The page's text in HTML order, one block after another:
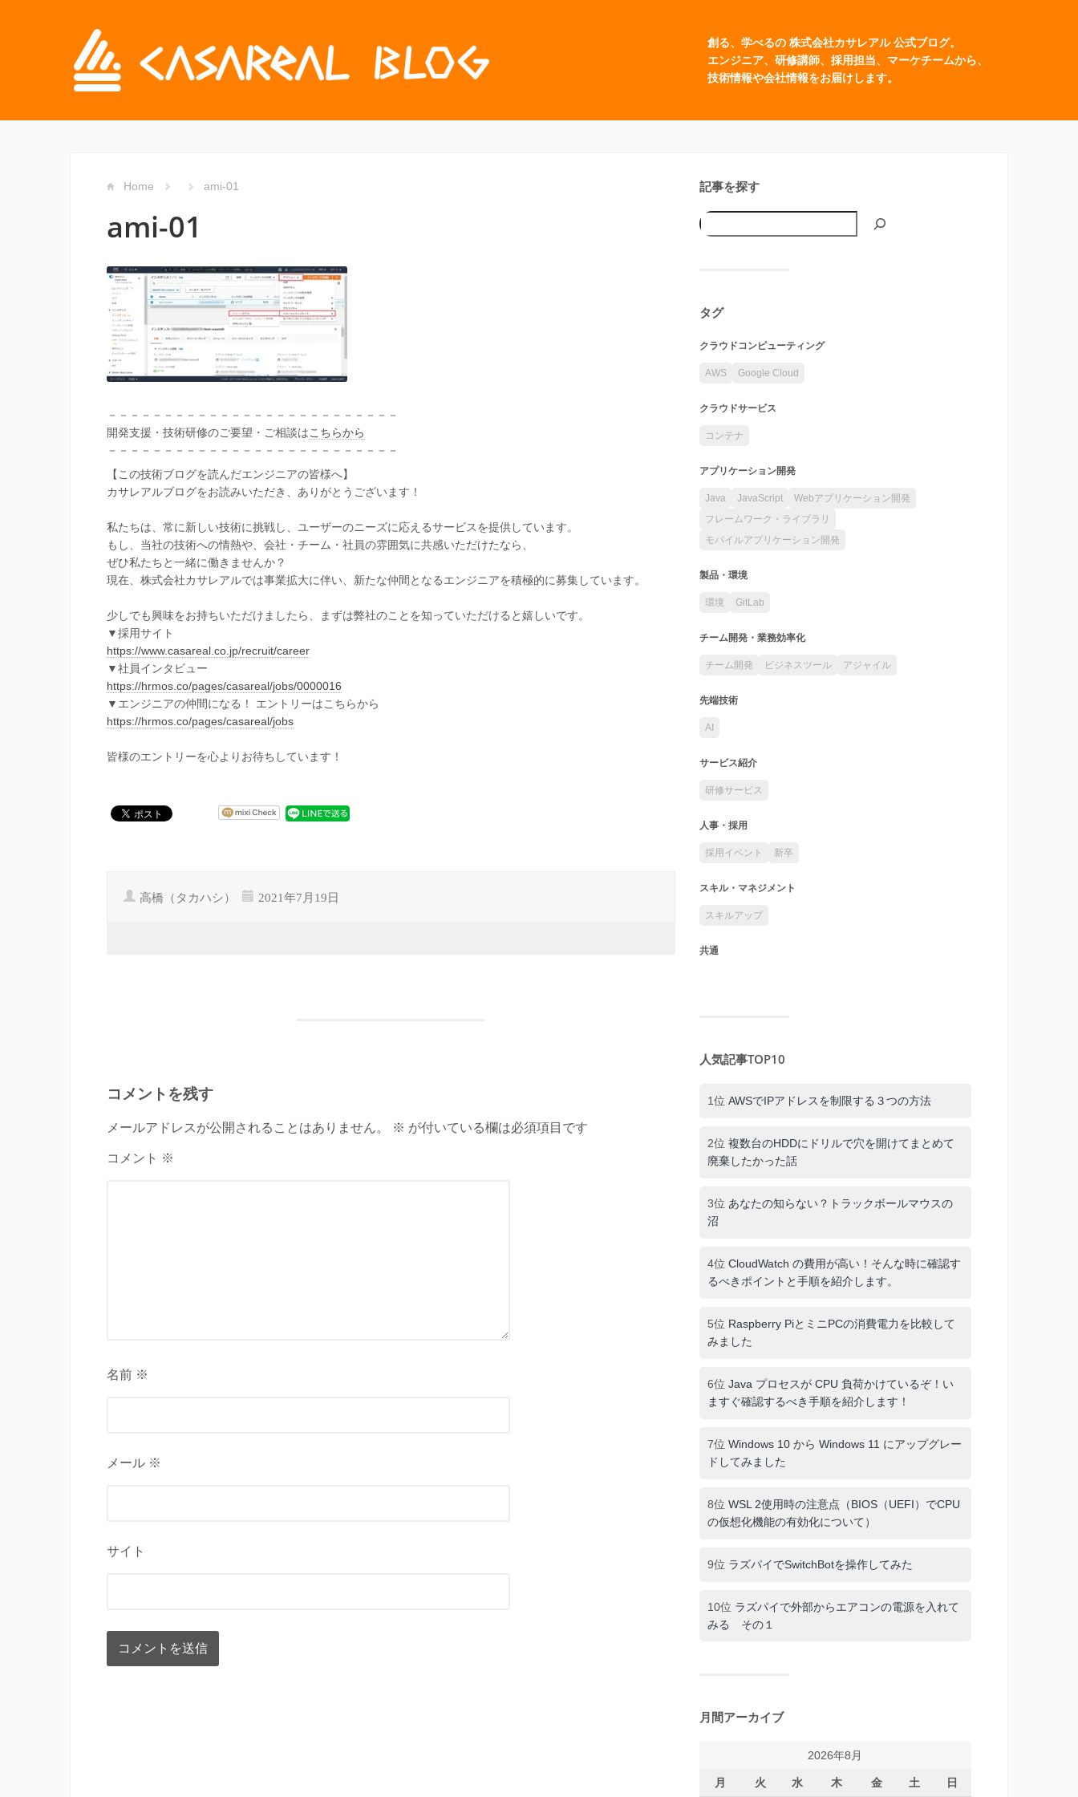
創る、学べるの 株式会社カサレアル 公式ブログ。
エンジニア、研修講師、採用担当、マーケチームから、
技術情報や会社情報をお届けします。
Home ami-01
ami-01
－－－－－－－－－－－－－－－－－－－－－－－－－－
開発支援・技術研修のご要望・ご相談はこちらから
－－－－－－－－－－－－－－－－－－－－－－－－－－
【この技術ブログを読んだエンジニアの皆様へ】
カサレアルブログをお読みいただき、ありがとうございます！
私たちは、常に新しい技術に挑戦し、ユーザーのニーズに応えるサービスを提供しています。
もし、当社の技術への情熱や、会社・チーム・社員の雰囲気に共感いただけたなら、
ぜひ私たちと一緒に働きませんか？
現在、株式会社カサレアルでは事業拡大に伴い、新たな仲間となるエンジニアを積極的に募集しています。
少しでも興味をお持ちいただけましたら、まずは弊社のことを知っていただけると嬉しいです。
▼採用サイト
https://www.casareal.co.jp/recruit/career
▼社員インタビュー
https://hrmos.co/pages/casareal/jobs/0000016
▼エンジニアの仲間になる！ エントリーはこちらから
https://hrmos.co/pages/casareal/jobs
皆様のエントリーを心よりお待ちしています！
高橋（タカハシ） 2021年7月19日
コメントを残す
メールアドレスが公開されることはありません。 ※ が付いている欄は必須項目です
コメント ※
名前 ※
メール ※
サイト
記事を探す
タグ
クラウドコンピューティング
AWS Google Cloud
クラウドサービス
コンテナ
アプリケーション開発
Java JavaScript
Webアプリケーション開発
フレームワーク・ライブラリ
モバイルアプリケーション開発
製品・環境
環境 GitLab
チーム開発・業務効率化
チーム開発 ビジネスツール アジャイル
先端技術
AI
サービス紹介
研修サービス
人事・採用
採用イベント 新卒
スキル・マネジメント
スキルアップ
共通
人気記事TOP10
1位 AWSでIPアドレスを制限する３つの方法
2位 複数台のHDDにドリルで穴を開けてまとめて
廃棄したかった話
3位 あなたの知らない？トラックボールマウスの
沼
4位 CloudWatch の費用が高い！そんな時に確認す
るべきポイントと手順を紹介します。
5位 Raspberry PiとミニPCの消費電力を比較して
みました
6位 Java プロセスが CPU 負荷かけているぞ！い
ますぐ確認するべき手順を紹介します！
7位 Windows 10 から Windows 11 にアップグレー
ドしてみました
8位 WSL 2使用時の注意点（BIOS（UEFI）でCPU
の仮想化機能の有効化について）
9位 ラズパイでSwitchBotを操作してみた
10位 ラズパイで外部からエアコンの電源を入れて
みる その１
月間アーカイブ
2026年8月
月 火 水 木 金 土 日